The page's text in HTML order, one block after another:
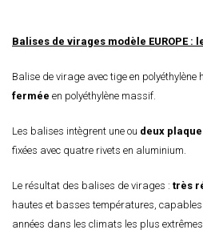
Balises de virages modèle EUROPE :
Balise de virage avec tige en polyéthylène
fermée en polyéthylène massif.
Les balises intègrent une ou deux
fixées avec quatre rivets en aluminium.
Le résultat des balises de virages : très
hautes et basses températures,
années dans les climats les plus